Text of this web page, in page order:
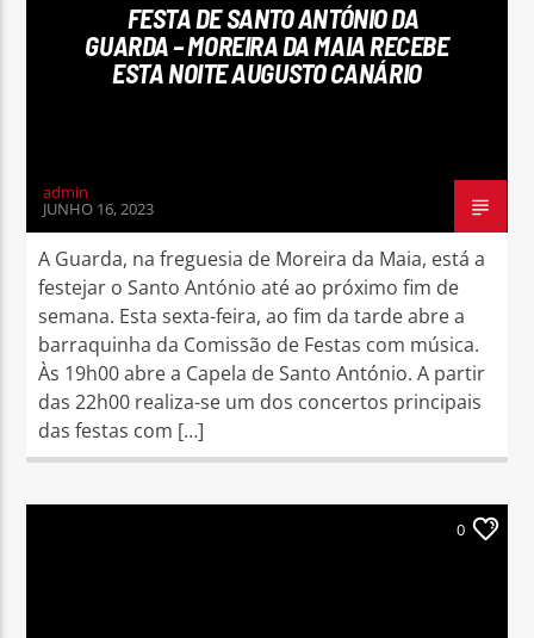
FESTA DE SANTO ANTÓNIO DA
GUARDA – MOREIRA DA MAIA RECEBE
ESTA NOITE AUGUSTO CANÁRIO
admin
JUNHO 16, 2023
A Guarda, na freguesia de Moreira da Maia, está a
festejar o Santo António até ao próximo fim de
semana. Esta sexta-feira, ao fim da tarde abre a
barraquinha da Comissão de Festas com música.
Às 19h00 abre a Capela de Santo António. A partir
das 22h00 realiza-se um dos concertos principais
das festas com […]
0